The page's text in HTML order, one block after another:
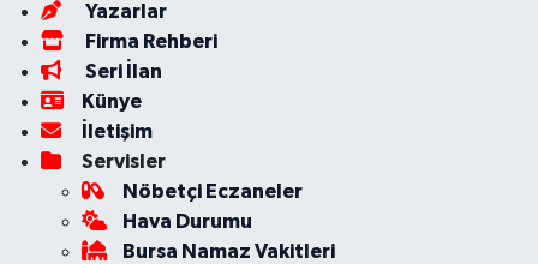
Yazarlar
Firma Rehberi
Seri İlan
Künye
İletişim
Servisler
Nöbetçi Eczaneler
Hava Durumu
Bursa Namaz Vakitleri